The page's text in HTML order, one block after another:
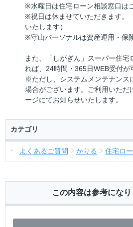
※水曜日は住宅ローン相談窓口は
※祝日は休ませていただきます。
いたします）
※守山パーソナルは資産運用・保
また、「しがぎん」スーパー住宅
れば、24時間・365日WEB受付が
※ただし、システムメンテナンス
場合がございます。ご利用いただ
ージにてお知らせいたします。
カテゴリ
よくあるご質問 かりる 住宅ロ
この内容は参考にな